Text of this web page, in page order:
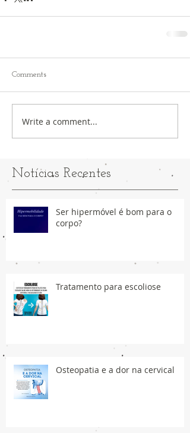
Comments
Write a comment...
Notícias Recentes
Ser hipermóvel é bom para o
corpo?
Tratamento para escoliose
Osteopatia e a dor na cervical